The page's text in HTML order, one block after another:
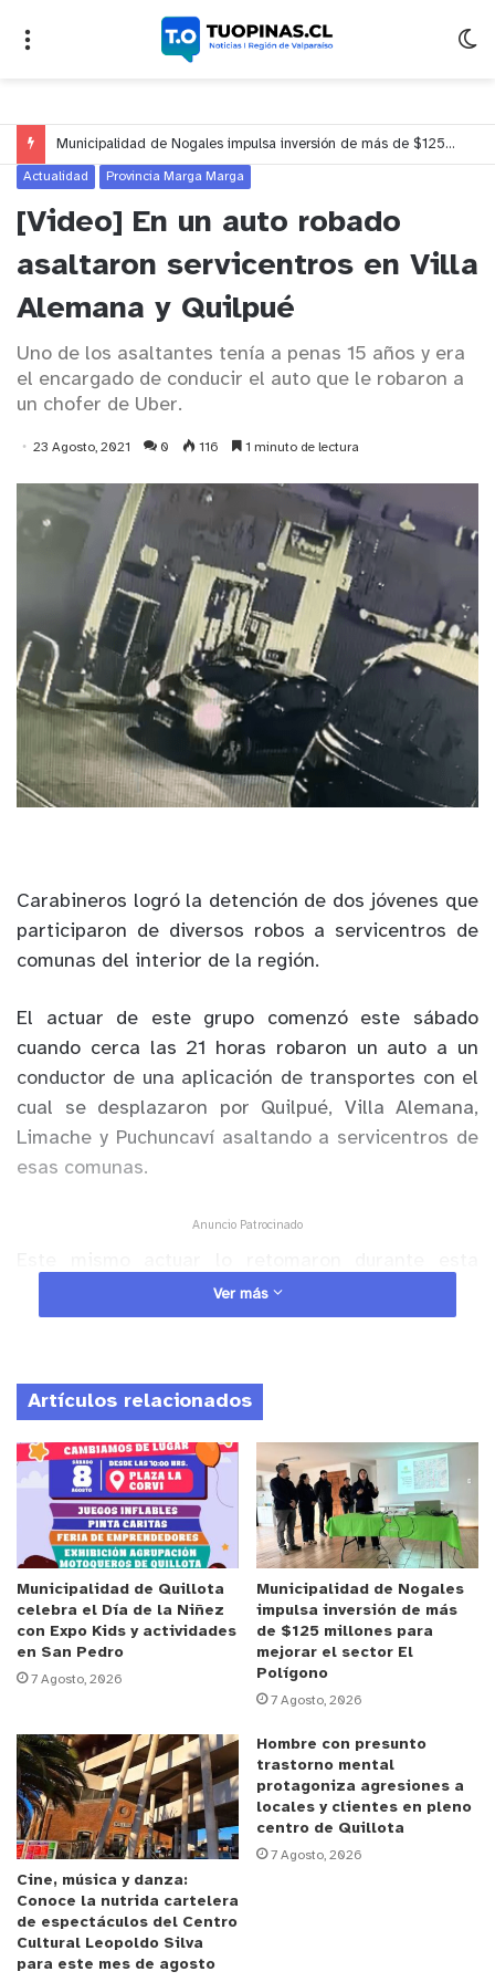
Municipalidad de Nogales impulsa inversión de más de $125 millones para mejorar el sector El Polígono
Actualidad Provincia Marga Marga
[Video] En un auto robado
asaltaron servicentros en Villa
Alemana y Quilpué
Uno de los asaltantes tenía a penas 15 años y era
el encargado de conducir el auto que le robaron a
un chofer de Uber.
23 Agosto, 2021 0 116 1 minuto de lectura
Carabineros logró la detención de dos jóvenes que
participaron de diversos robos a servicentros de
comunas del interior de la región.
El actuar de este grupo comenzó este sábado
cuando cerca las 21 horas robaron un auto a un
conductor de una aplicación de transportes con el
cual se desplazaron por Quilpué, Villa Alemana,
Limache y Puchuncaví asaltando a servicentros de
esas comunas.
Anuncio Patrocinado
madrugada, cometiendo el delito de robo con
violencia e intimidación a dos servicentros, uno de
En este último, Carabineros fue alertado y de
manera inmediata comenzó un seguimiento del
automóvil por diferentes vías de la comuna. En
esta persecución, el auto pierde el control y choca
contra un signo “Pare”, lo que provocó que los
ocupantes escaparan a pie por diferentes lugares,
logrando la detención de dos de ellos, sujetos de
15 y 18 años.
Conforme a la instrucción del fiscal, ambos pasan
a control de detención por el delito de robo con
violencia e intimidación, y receptación de vehículo
motorizado.
Reproductor
de
Video
Ver más
Artículos relacionados
Municipalidad de Quillota
celebra el Día de la Niñez
con Expo Kids y actividades
en San Pedro
7 Agosto, 2026
Municipalidad de Nogales
impulsa inversión de más
de $125 millones para
mejorar el sector El
Polígono
7 Agosto, 2026
Cine, música y danza:
Conoce la nutrida cartelera
de espectáculos del Centro
Cultural Leopoldo Silva
para este mes de agosto
Hombre con presunto
trastorno mental
protagoniza agresiones a
locales y clientes en pleno
centro de Quillota
7 Agosto, 2026